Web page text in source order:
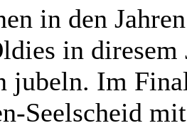
in den
in diresem
jubeln. Im
Seelscheid